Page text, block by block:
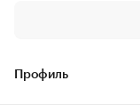
Профиль